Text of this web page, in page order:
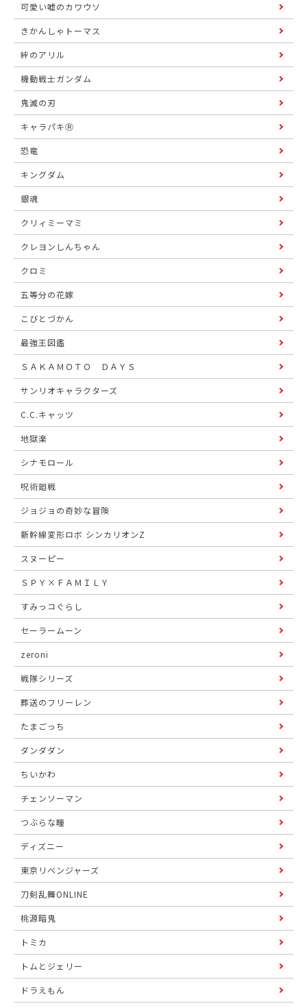
可愛い嘘のカワウソ
きかんしゃトーマス
絆のアリル
機動戦士ガンダム
鬼滅の刃
キャラパキⓇ
恐竜
キングダム
銀魂
クリィミーマミ
クレヨンしんちゃん
クロミ
五等分の花嫁
こびとづかん
最強王図鑑
ＳＡＫＡＭＯＴＯ ＤＡＹＳ
サンリオキャラクターズ
C.C.キャッツ
地獄楽
シナモロール
呪術廻戦
ジョジョの奇妙な冒険
新幹線変形ロボ シンカリオンZ
スヌーピー
ＳＰＹ×ＦＡＭＩＬＹ
すみっコぐらし
セーラームーン
zeroni
戦隊シリーズ
葬送のフリーレン
たまごっち
ダンダダン
ちいかわ
チェンソーマン
つぶらな瞳
ディズニー
東京リベンジャーズ
刀剣乱舞ONLINE
桃源暗鬼
トミカ
トムとジェリー
ドラえもん